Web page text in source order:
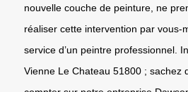
nouvelle couche de peinture, ne
réaliser cette intervention par vous-
service d’un peintre professionnel.
Vienne Le Chateau 51800 ; sachez